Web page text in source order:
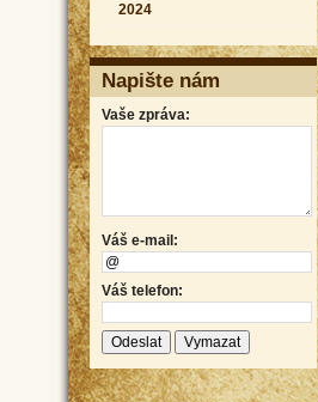
2024
Napište nám
Vaše zpráva:
Váš e-mail:
Váš telefon: